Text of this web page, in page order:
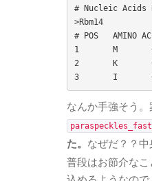
# Nucleic Acids
>Rbm14
# POS	AMINO ACID	IUPRED SCORE	ANCHOR SCORE
1	M	0.0780	0.1467
2	K	0.1229	0.1467
なんか手強そう。
た。 なぜだ？？
普段はお節介な